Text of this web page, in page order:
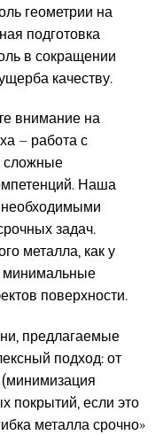
геометрии на
подготовка
в сокращении
качеству.
внимание на
– работа с
сложные
Наша
необходимыми
задач.
металла, как у
минимальные
поверхности.
предлагаемые
подход: от
(минимизация
покрытий, если это
металла срочно»